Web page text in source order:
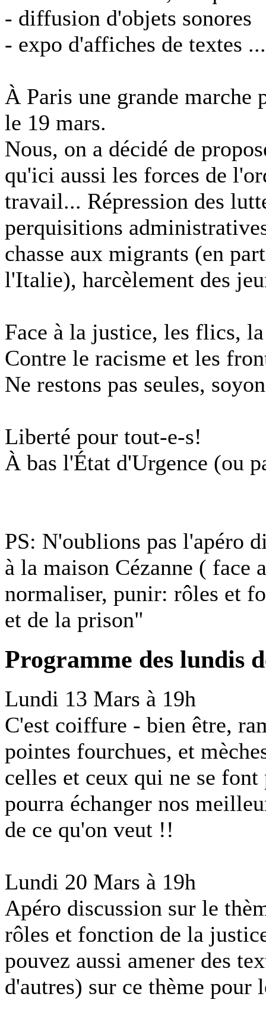
- diffusion d'objets sonores
- expo d'affiches de textes ...
À Paris une grande
le 19 mars.
Nous, on a décidé de
qu'ici aussi les forces de
travail... Répression des
perquisitions
chasse aux migrants (en
l'Italie), harcèlement des
Face à la justice, les flics,
Contre le racisme et les
Ne restons pas seules,
Liberté pour tout-e-s!
À bas l'État d'Urgence (ou
PS: N'oublions pas l'apéro
à la maison Cézanne (
normaliser, punir: rôles et
et de la prison"
Programme des lundis
Lundi 13 Mars à 19h
C'est coiffure - bien être,
pointes fourchues, et
celles et ceux qui ne se
pourra échanger nos
de ce qu'on veut !!
Lundi 20 Mars à 19h
Apéro discussion sur le
rôles et fonction de la
pouvez aussi amener des
d'autres) sur ce thème pour